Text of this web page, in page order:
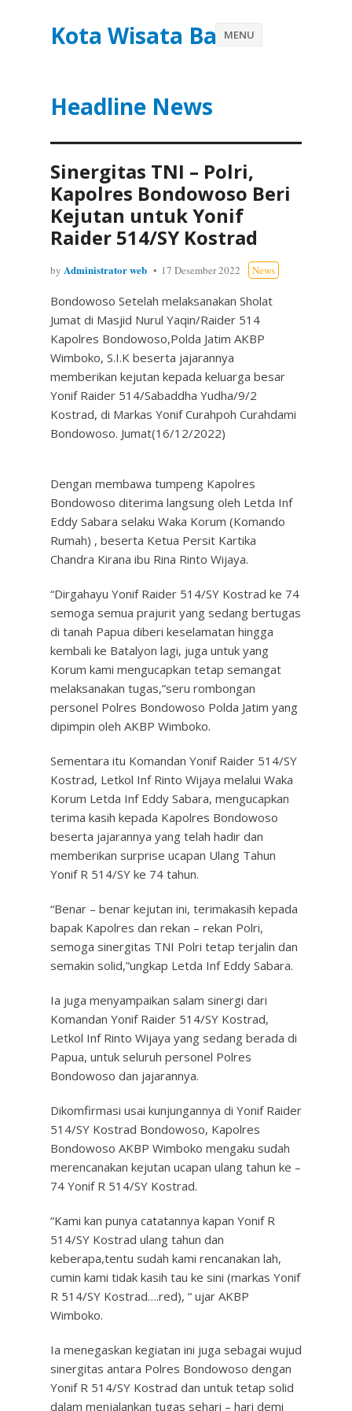
Kota Wisata Batu
Headline News
MENU
Sinergitas TNI – Polri,
Kapolres Bondowoso Beri
Kejutan untuk Yonif
Raider 514/SY Kostrad
by Administrator web 17 Desember 2022 News
Bondowoso Setelah melaksanakan Sholat
Jumat di Masjid Nurul Yaqin/Raider 514
Kapolres Bondowoso,Polda Jatim AKBP
Wimboko, S.I.K beserta jajarannya
memberikan kejutan kepada keluarga besar
Yonif Raider 514/Sabaddha Yudha/9/2
Kostrad, di Markas Yonif Curahpoh Curahdami
Bondowoso. Jumat(16/12/2022)
Dengan membawa tumpeng Kapolres
Bondowoso diterima langsung oleh Letda Inf
Eddy Sabara selaku Waka Korum (Komando
Rumah) , beserta Ketua Persit Kartika
Chandra Kirana ibu Rina Rinto Wijaya.
“Dirgahayu Yonif Raider 514/SY Kostrad ke 74
semoga semua prajurit yang sedang bertugas
di tanah Papua diberi keselamatan hingga
kembali ke Batalyon lagi, juga untuk yang
Korum kami mengucapkan tetap semangat
melaksanakan tugas,”seru rombongan
personel Polres Bondowoso Polda Jatim yang
dipimpin oleh AKBP Wimboko.
Sementara itu Komandan Yonif Raider 514/SY
Kostrad, Letkol Inf Rinto Wijaya melalui Waka
Korum Letda Inf Eddy Sabara, mengucapkan
terima kasih kepada Kapolres Bondowoso
beserta jajarannya yang telah hadir dan
memberikan surprise ucapan Ulang Tahun
Yonif R 514/SY ke 74 tahun.
“Benar – benar kejutan ini, terimakasih kepada
bapak Kapolres dan rekan – rekan Polri,
semoga sinergitas TNI Polri tetap terjalin dan
semakin solid,”ungkap Letda Inf Eddy Sabara.
Ia juga menyampaikan salam sinergi dari
Komandan Yonif Raider 514/SY Kostrad,
Letkol Inf Rinto Wijaya yang sedang berada di
Papua, untuk seluruh personel Polres
Bondowoso dan jajarannya.
Dikomfirmasi usai kunjungannya di Yonif Raider
514/SY Kostrad Bondowoso, Kapolres
Bondowoso AKBP Wimboko mengaku sudah
merencanakan kejutan ucapan ulang tahun ke –
74 Yonif R 514/SY Kostrad.
“Kami kan punya catatannya kapan Yonif R
514/SY Kostrad ulang tahun dan
keberapa,tentu sudah kami rencanakan lah,
cumin kami tidak kasih tau ke sini (markas Yonif
R 514/SY Kostrad….red), “ ujar AKBP
Wimboko.
Ia menegaskan kegiatan ini juga sebagai wujud
sinergitas antara Polres Bondowoso dengan
Yonif R 514/SY Kostrad dan untuk tetap solid
dalam menjalankan tugas sehari – hari demi